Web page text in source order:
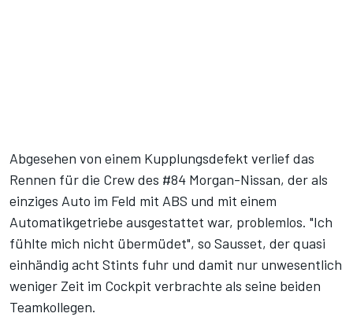
Abgesehen von einem Kupplungsdefekt verlief das
Rennen für die Crew des #84 Morgan-Nissan, der als
einziges Auto im Feld mit ABS und mit einem
Automatikgetriebe ausgestattet war, problemlos. "Ich
fühlte mich nicht übermüdet", so Sausset, der quasi
einhändig acht Stints fuhr und damit nur unwesentlich
weniger Zeit im Cockpit verbrachte als seine beiden
Teamkollegen.